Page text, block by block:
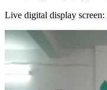
Live digital display screen: